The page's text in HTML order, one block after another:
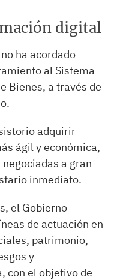
digital
ha acordado
al Sistema
Bienes, a través de
adquirir
ágil y económica,
a gran
inmediato.
el Gobierno
de actuación en
patrimonio,
y
con el objetivo de